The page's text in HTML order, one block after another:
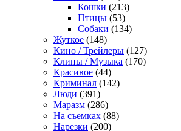
Кошки (213)
Птицы (53)
Собаки (134)
Жуткое (148)
Кино / Трейлеры (127)
Клипы / Музыка (170)
Красивое (44)
Криминал (142)
Люди (391)
Маразм (286)
На съемках (88)
Нарезки (200)